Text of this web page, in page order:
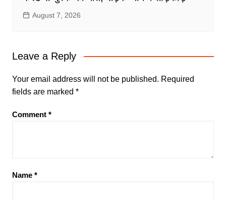
August 7, 2026
Leave a Reply
Your email address will not be published. Required
fields are marked *
Comment *
Name *